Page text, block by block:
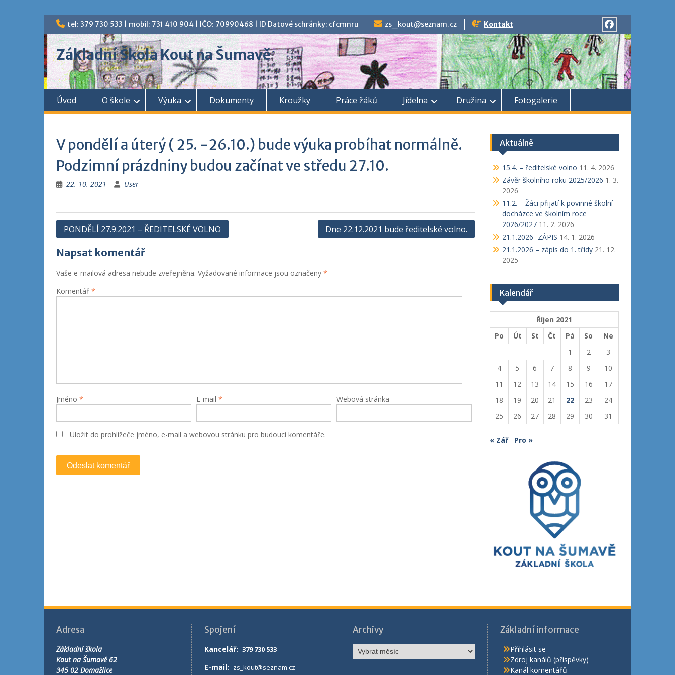
Skip
content
tel: 379 730 533 | mobil: 731 410 904 | IČO: 70990468 | ID Datové schránky: cfcmnru zs_kout@seznam.cz
Kontakt
Facebook
Základní Škola Kout na Šumavě
Úvod O škole Výuka Dokumenty Kroužky Práce žáků Jídelna Družina Fotogalerie
V pondělí a úterý ( 25. -26.10.) bude výuka probíhat normálně.
Podzimní prázdniny budou začínat ve středu 27.10.
22. 10. 2021 User
Navigace
příspěvek
PONDĚLÍ 27.9.2021 – ŘEDITELSKÉ VOLNO Dne 22.12.2021 bude ředitelské volno.
Napsat komentář
Vaše e-mailová adresa nebude zveřejněna. Vyžadované informace jsou označeny *
Komentář *
Jméno * E-mail* Webová stránka
Uložit do prohlížeče jméno, e-mail a webovou stránku pro budoucí komentáře.
Aktuálně
15.4. – ředitelské volno 11. 4. 2026
Závěr školního roku 2025/2026 1. 3.
2026
11.2. – Žáci přijatí k povinné školní
docházce ve školním roce
2026/2027 11. 2. 2026
21.1.2026 -ZÁPIS 14. 1. 2026
21.1.2026 – zápis do 1. třídy 21. 12.
2025
Kalendář
Říjen 2021
Po
Út St Čt Pá So
Ne
1
2
3
4
5 6 7 8 9
10
11
12 13 14 15 16
17
18
19 20 21 22 23
24
25
26 27 28 29 30 31
« Zář Pro »
Adresa
Základní škola
Kout na Šumavě 62
345 02 Domažlice
Spojení
Kancelář:379 730 533
E-mail: zs_kout@seznam.cz
Archivy
Archivy
Základní informace
Přihlásit se
Zdroj kanálů (příspěvky)
Kanál komentářů